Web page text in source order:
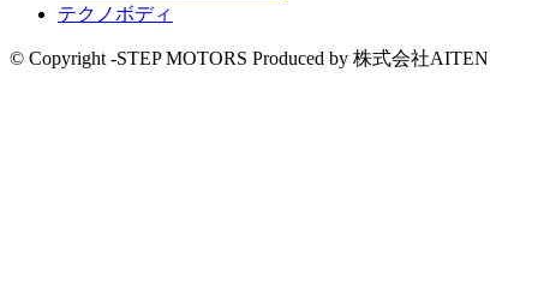
テクノボディ
© Copyright -STEP MOTORS Produced by 株式会社AITEN